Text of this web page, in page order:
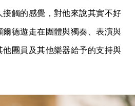
接觸的感覺，對他來說其實不好
爾德遊走在團體與獨奏、表演與
團員及其他樂器給予的支持與